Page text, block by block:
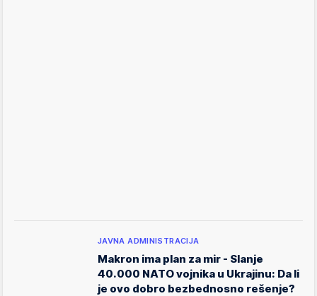
JAVNA ADMINISTRACIJA
Makron ima plan za mir - Slanje
40.000 NATO vojnika u Ukrajinu: Da li
je ovo dobro bezbednosno rešenje?